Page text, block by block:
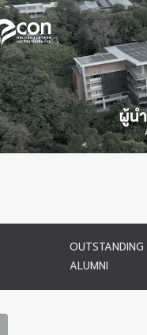
OUTSTANDING
ALUMNI